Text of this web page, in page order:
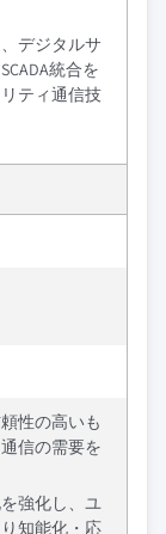
デジタルサ
統合を
ティ通信技
性の高いも
信の需要を
強化し、ユ
知能化・応